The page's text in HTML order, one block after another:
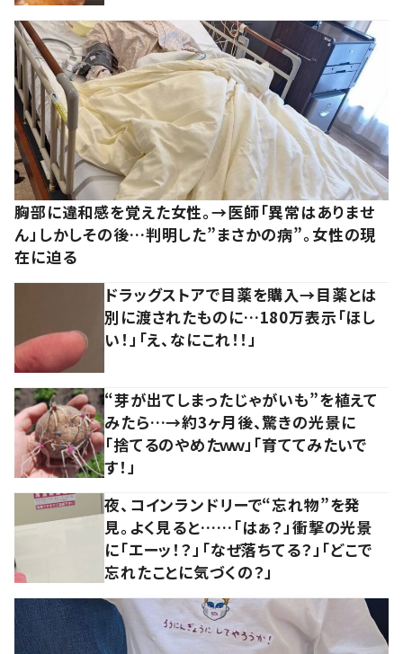
胸部に違和感を覚えた女性。→医師「異常はありませ
ん」しかしその後…判明した”まさかの病”。女性の現
在に迫る
ドラッグストアで目薬を購入→目薬とは
別に渡されたものに…180万表示「ほし
い！」「え、なにこれ！！」
“芽が出てしまったじゃがいも”を植えて
みたら…→約3ヶ月後、驚きの光景に
「捨てるのやめたｗｗ」「育ててみたいで
す！」
夜、コインランドリーで“忘れ物”を発
見。よく見ると……「はぁ？」衝撃の光景
に「エーッ！？」「なぜ落ちてる？」「どこで
忘れたことに気づくの？」